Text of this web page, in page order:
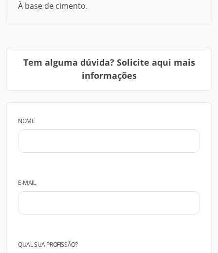
À base de cimento.
Tem alguma dúvida? Solicite aqui mais
informações
NOME
E-MAIL
QUAL SUA PROFISSÃO?